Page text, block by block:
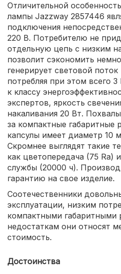
Отличительной
лампы Jazzway 2857446
подключения
220 В. Потребителю не
отдельную цепь с низким
позволит сэкономить
генерирует световой
потребляя при этом всего
к классу
экспертов, яркость
накаливания 20 Вт.
за компактные габаритные
капсулы имеет диаметр 10
Скромнее выглядят такие
как цветопередача (75 Ra)
службы (20000 ч).
гарантию на свое изделие.
Соотечественники
эксплуатации, низким
компактными габаритными
недостаткам они относят
стоимость.
Достоинства